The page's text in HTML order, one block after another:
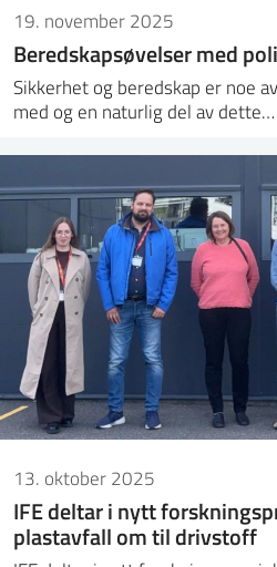
19. november 2025
Beredskapsøvelser med
Sikkerhet og beredskap er noe
med og en naturlig del av dette…
13. oktober 2025
IFE deltar i nytt
plastavfall om til drivstoff